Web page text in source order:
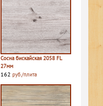
Сосна бискайская 2058 FL
27мм
162 руб./плита